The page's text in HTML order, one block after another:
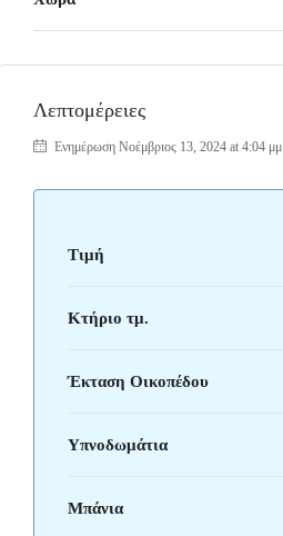
Λεπτομέρειες
Ενημέρωση Νοέμβριος 13, 2024 at 4:04 μμ
Τιμή
Κτήριο τμ.
Έκταση Οικοπέδου
Υπνοδωμάτια
Μπάνια